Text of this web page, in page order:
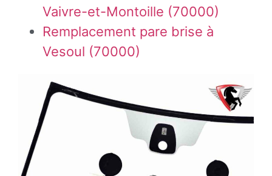
Vaivre-et-Montoille (70000)
Remplacement pare brise à
Vesoul (70000)